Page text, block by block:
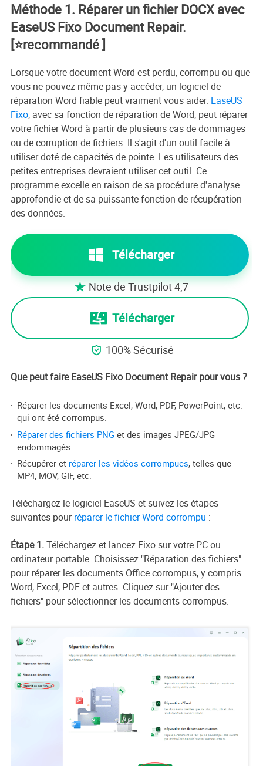
Méthode 1. Réparer un fichier DOCX avec
EaseUS Fixo Document Repair.
[⭐recommandé ]
Lorsque votre document Word est perdu, corrompu ou que
vous ne pouvez même pas y accéder, un logiciel de
réparation Word fiable peut vraiment vous aider. EaseUS
Fixo, avec sa fonction de réparation de Word, peut réparer
votre fichier Word à partir de plusieurs cas de dommages
ou de corruption de fichiers. Il s'agit d'un outil facile à
utiliser doté de capacités de pointe. Les utilisateurs des
petites entreprises devraient utiliser cet outil. Ce
programme excelle en raison de sa procédure d'analyse
approfondie et de sa puissante fonction de récupération
des données.
Télécharger
 Note de Trustpilot 4,7
Télécharger
 100% Sécurisé
Que peut faire EaseUS Fixo Document Repair pour vous ?
Réparer les documents Excel, Word, PDF, PowerPoint, etc.
qui ont été corrompus.
Réparer des fichiers PNG et des images JPEG/JPG
endommagés.
Récupérer et réparer les vidéos corrompues, telles que
MP4, MOV, GIF, etc.
Téléchargez le logiciel EaseUS et suivez les étapes
suivantes pourréparer le fichier Word corrompu :
Étape 1.Téléchargez et lancez Fixo sur votre PC ou
ordinateur portable. Choisissez "Réparation des fichiers"
pour réparer les documents Office corrompus, y compris
Word, Excel, PDF et autres. Cliquez sur "Ajouter des
fichiers" pour sélectionner les documents corrompus.